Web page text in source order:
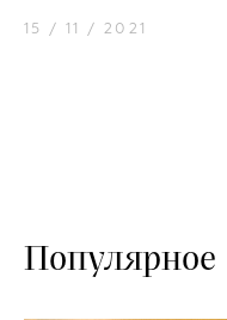
15 / 11 / 2021
Популярное